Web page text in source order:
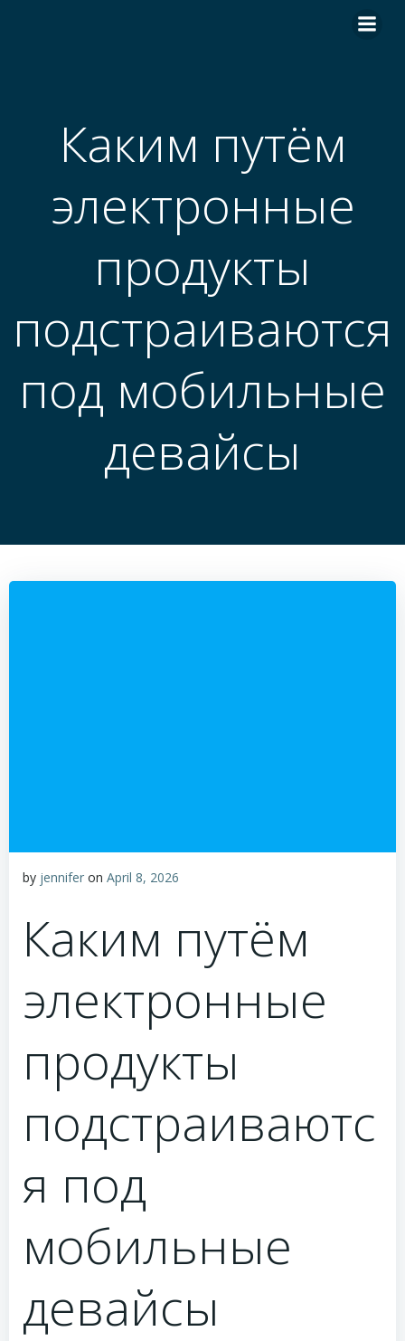
Каким путём
электронные
продукты
подстраиваются
под мобильные
девайсы
by jennifer on April 8, 2026
Каким путём
электронные
продукты
подстраиваютс
я под
мобильные
девайсы